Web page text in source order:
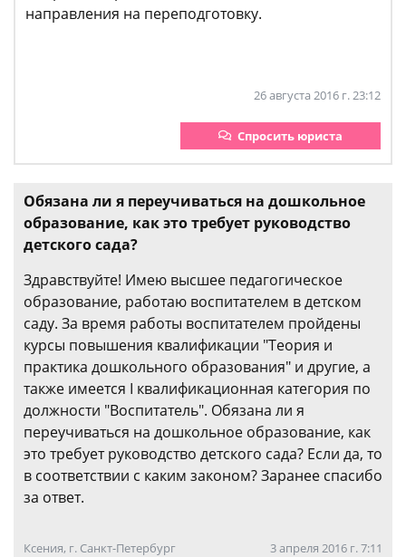
направления на переподготовку.
26 августа 2016 г. 23:12
Спросить юриста
Обязана ли я переучиваться на дошкольное
образование, как это требует руководство
детского сада?
Здравствуйте! Имею высшее педагогическое
образование, работаю воспитателем в детском
саду. За время работы воспитателем пройдены
курсы повышения квалификации "Теория и
практика дошкольного образования" и другие, а
также имеется I квалификационная категория по
должности "Воспитатель". Обязана ли я
переучиваться на дошкольное образование, как
это требует руководство детского сада? Если да, то
в соответствии с каким законом? Заранее спасибо
за ответ.
Ксения, г. Санкт-Петербург 3 апреля 2016 г. 7:11